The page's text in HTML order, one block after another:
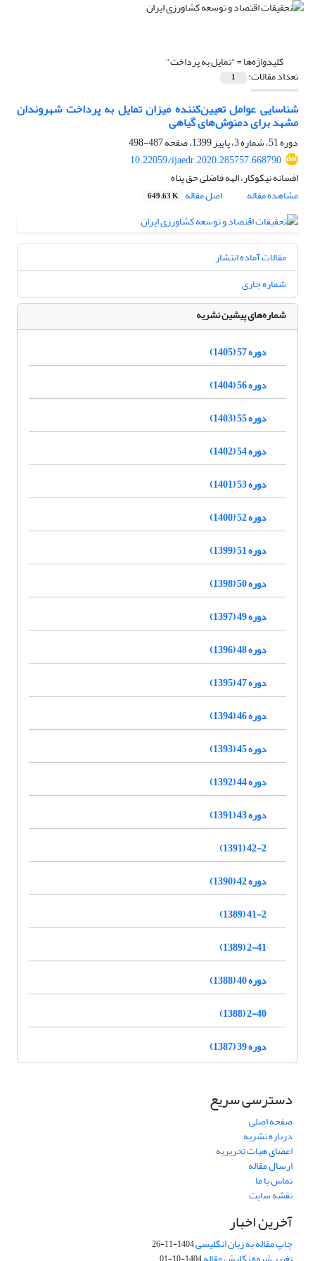
کلیدواژه‌ها ="تمایل به پرداخت"
تعداد مقالات: 1
شناسایی عوامل تعیین‌کننده میزان تمایل به پرداخت شهروندان
مشهد برای دمنوش‌های گیاهی
دوره 51، شماره 3، پاییز 1399، صفحه
487-498
10.22059/ijaedr.2020.285757.668790
افسانه نیکوکار، الهه فاضلی حق پناه
مشاهده مقاله
اصل مقاله 649.63 K
مقالات آماده انتشار
شماره جاری
شماره‌های پیشین نشریه
دوره 57 (1405)
دوره 56 (1404)
دوره 55 (1403)
دوره 54 (1402)
دوره 53 (1401)
دوره 52 (1400)
دوره 51 (1399)
دوره 50 (1398)
دوره 49 (1397)
دوره 48 (1396)
دوره 47 (1395)
دوره 46 (1394)
دوره 45 (1393)
دوره 44 (1392)
دوره 43 (1391)
42-2 (1391)
دوره 42 (1390)
41-2 (1389)
2-41 (1389)
دوره 40 (1388)
2-40 (1388)
دوره 39 (1387)
دسترسی سریع
صفحه اصلی
درباره نشریه
اعضای هیات تحریریه
ارسال مقاله
تماس با ما
نقشه سایت
آخرین اخبار
چاپ مقاله به زبان انگلیسی1404-11-26